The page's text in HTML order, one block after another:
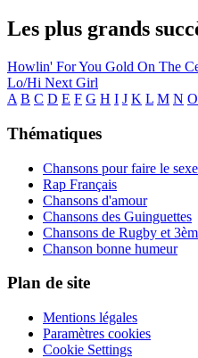
Les plus grands
Howlin' For You Gold On The
Lo/Hi Next Girl
A B C D E F G H I J K L M N O
Thématiques
Chansons pour faire le sexe
Rap Français
Chansons d'amour
Chansons des Guinguettes
Chansons de Rugby et
Chanson bonne humeur
Plan de site
Mentions légales
Paramètres cookies
Cookie Settings